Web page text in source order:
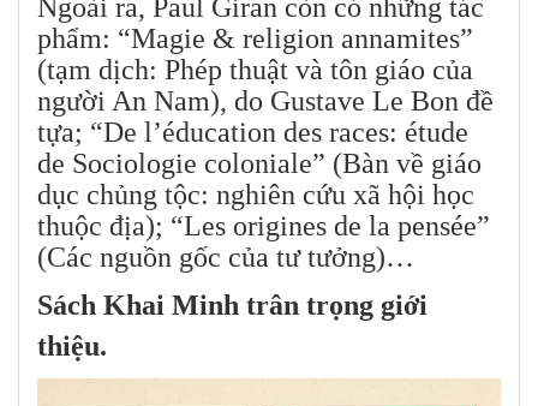
Ngoài ra, Paul Giran còn có những tác
phẩm: “Magie & religion annamites”
(tạm dịch: Phép thuật và tôn giáo của
người An Nam), do Gustave Le Bon đề
tựa; “De l’éducation des races: étude
de Sociologie coloniale” (Bàn về giáo
dục chủng tộc: nghiên cứu xã hội học
thuộc địa); “Les origines de la pensée”
(Các nguồn gốc của tư tưởng)…
Sách Khai Minh trân trọng giới
thiệu.